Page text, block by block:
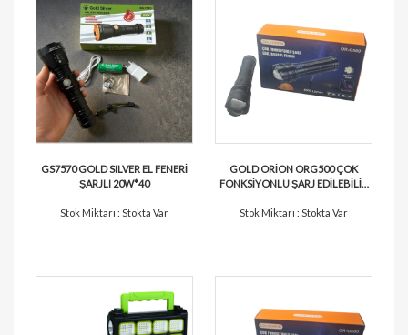
GS7570 GOLD SILVER EL FENERİ
ŞARJLI 20W*40
Stok Miktarı : Stokta Var
GOLD ORİON ORG500 ÇOK
FONKSİYONLU ŞARJ EDİLEBİLİR
Stok Miktarı : Stokta Var